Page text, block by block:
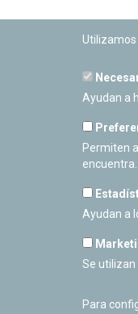
Calle
Cerrado
Ayudan a
Permiten
encuentra.
Ayudan a
Se utilizan
Para